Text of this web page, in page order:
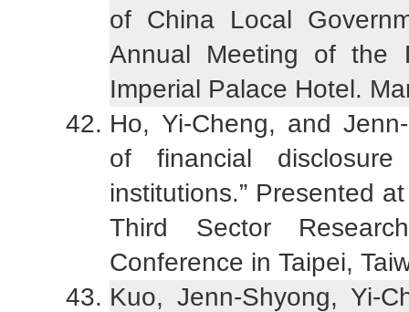
of China Local
Annual Meeting of the
Imperial Palace Hotel.
Ho, Yi-Cheng, and
of financial
institutions.” Presented
Third Sector
Conference in Taipei,
Kuo, Jenn-Shyong, Yi-